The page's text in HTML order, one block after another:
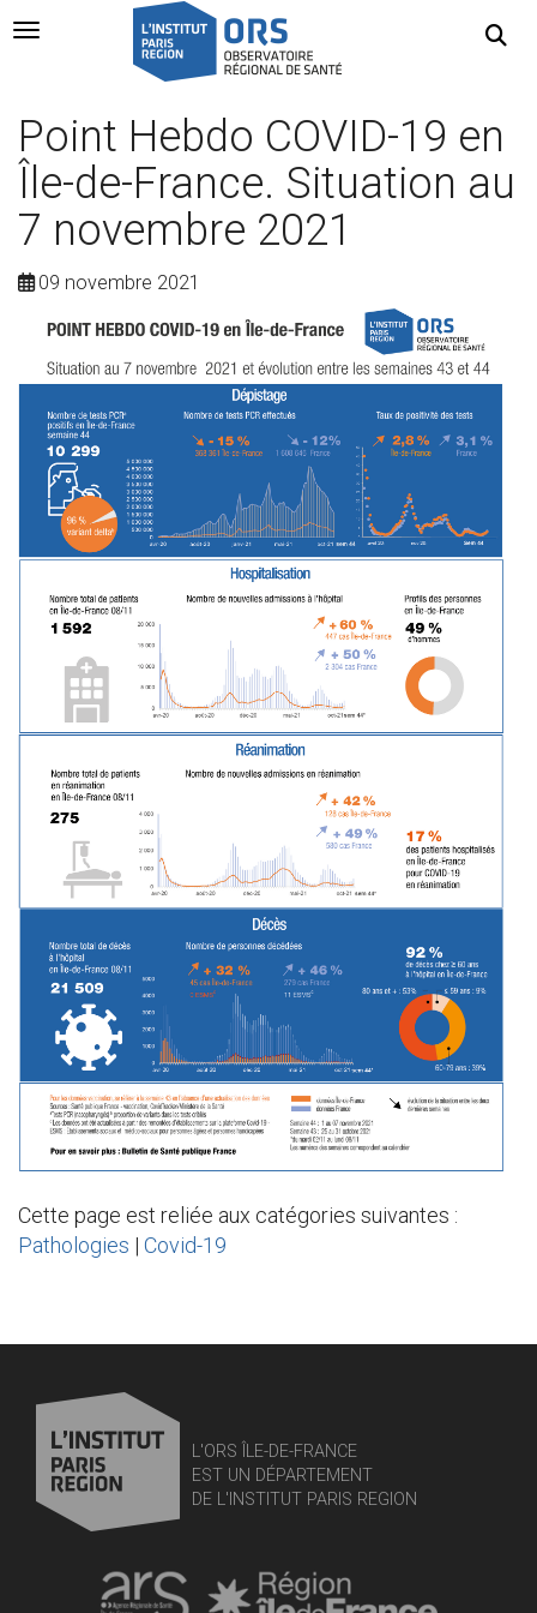
Navigation Toggle
Point Hebdo COVID-19 en
Île-de-France. Situation au
7 novembre 2021
09 novembre 2021
Cette page est reliée aux catégories suivantes :
Pathologies | Covid-19
L'ORS ÎLE-DE-FRANCE
EST UN DÉPARTEMENT
DE L'INSTITUT PARIS REGION